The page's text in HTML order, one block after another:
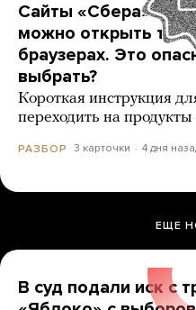
Сайты «Сбера» и
можно открыть
браузерах. Это
выбрать?
Короткая инструкция
переходить на
РАЗБОР 3 карточки 4 дня
ЕЩЕ
В суд подали иск с